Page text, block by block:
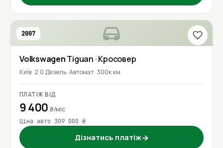
2007
VolkswagenTiguan · Кросовер
Київ 2.0 Дизель Автомат 300к км
ПЛАТІЖ ВІД
9 400₴/міс
Ціна авто 309 000 ₴
Дізнатись платіж→